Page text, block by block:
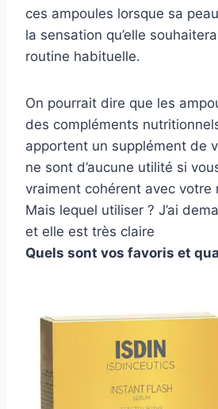
ces ampoules lorsque sa
la sensation qu’elle
routine habituelle.
On pourrait dire que les
des compléments
apportent un supplément de
ne sont d’aucune utilité si
vraiment cohérent avec votre
Mais lequel utiliser ? J’ai
et elle est très claire
Quels sont vos favoris et